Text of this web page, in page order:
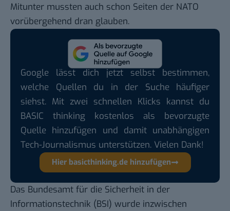
Mitunter mussten auch schon Seiten der NATO
vorübergehend dran glauben.
Google lässt dich jetzt selbst bestimmen,
welche Quellen du in der Suche häufiger
siehst. Mit zwei schnellen Klicks kannst du
BASIC thinking kostenlos als bevorzugte
Quelle hinzufügen und damit unabhängigen
Tech-Journalismus unterstützen. Vielen Dank!
Hier basicthinking.de hinzufügen
Das Bundesamt für die Sicherheit in der
Informationstechnik (BSI) wurde inzwischen